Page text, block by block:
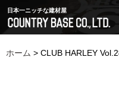
日本一ニッチな建材屋
ホーム > CLUB HARLEY